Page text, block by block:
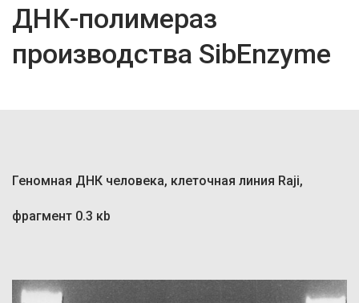
ДНК-полимераз
производства SibEnzyme
Геномная ДНК человека, клеточная линия Raji,
фрагмент 0.3 кb